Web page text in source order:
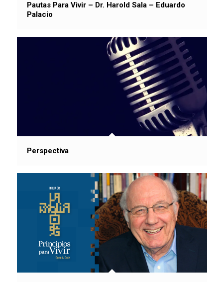
Pautas Para Vivir – Dr. Harold Sala – Eduardo
Palacio
Perspectiva